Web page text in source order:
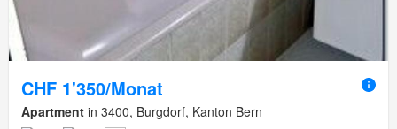
CHF 1'350/Monat
Apartment in 3400, Burgdorf, Kanton Bern